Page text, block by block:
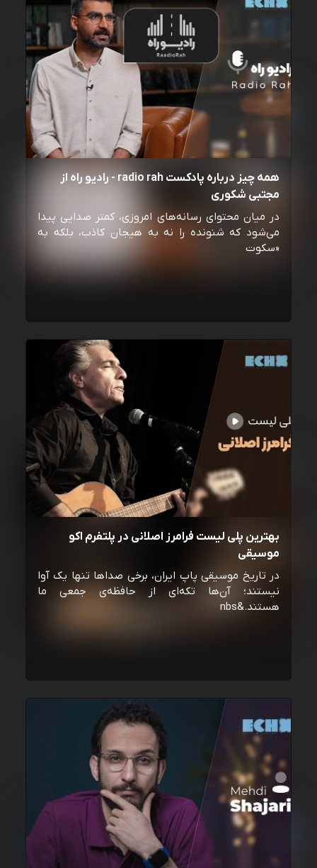
همه چیز درباره پادکست radio rah - رادیو راه از
مجتبی شکوری
در میان محتوای رسانه‌های امروزی، کمتر صدایی پیدا
می‌شود که شنونده را نه به هیجان کاذب، بلکه به
«سکوت
بهترین پلی لیست فرامرز اصلانی در پلتفرم اکو
موسیقی
در تاریخ موسیقی پاپ ایران، برخی صداها تنها یک آوا
نیستند؛ آن‌ها تکه‌ای از حافظه‌ی جمعی ما
هستند.&nbs